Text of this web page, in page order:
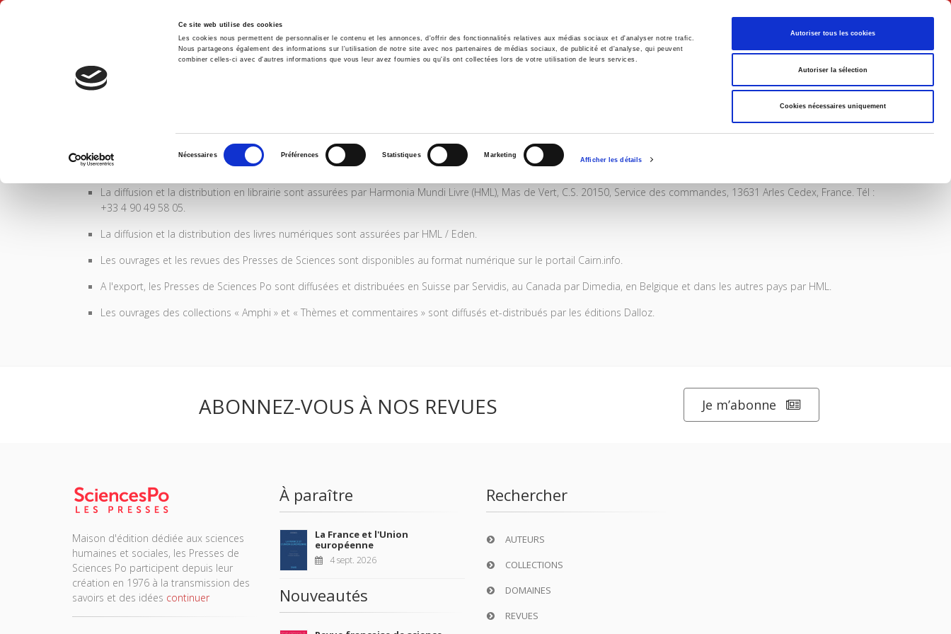
Ce site web utilise des cookies
Les cookies nous permettent de personnaliser le contenu et les annonces, d'offrir des fonctionnalités relatives aux médias sociaux et d'analyser notre trafic.
Nous partageons également des informations sur l'utilisation de notre site avec nos partenaires de médias sociaux, de publicité et d'analyse, qui peuvent
combiner celles-ci avec d'autres informations que vous leur avez fournies ou qu'ils ont collectées lors de votre utilisation de leurs services.
consentement
Nécessaires Préférences Statistiques Marketing
Afficher les détails
Autoriser tous les cookies
Autoriser la sélection
Cookies nécessaires uniquement
Français
Accueil Environnement Histoire International
Diffusion - distribution
La diffusion et la distribution en librairie sont assurées par Harmonia Mundi Livre (HML), Mas de Vert, C.S. 20150, Service des commandes, 13631 Arles Cedex, France. Tél :
+33 4 90 49 58 05.
La diffusion et la distribution des livres numériques sont assurées par HML / Eden.
Les ouvrages et les revues des Presses de Sciences sont disponibles au format numérique sur le portail Cairn.info.
A l'export, les Presses de Sciences Po sont diffusées et distribuées en Suisse par Servidis, au Canada par Dimedia, en Belgique et dans les autres pays par HML.
Les ouvrages des collections « Amphi » et « Thèmes et commentaires » sont diffusés et-distribués par les éditions Dalloz.
ABONNEZ-VOUS À NOS REVUES Je m’abonne
Maison d'édition dédiée aux sciences
humaines et sociales, les Presses de
Sciences Po participent depuis leur
création en 1976 à la transmission des
savoirs et des idées continuer
À paraître
La France et l'Union
européenne
4 sept. 2026
Nouveautés
Rechercher
AUTEURS
COLLECTIONS
DOMAINES
REVUES